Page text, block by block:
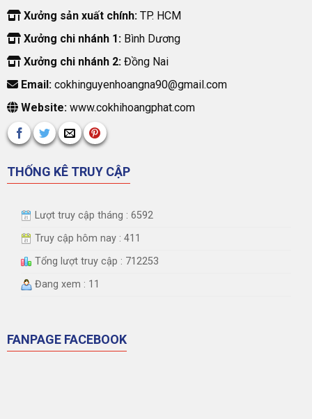
Xưởng sản xuất chính:TP. HCM
Xưởng chi nhánh 1:Bình Dương
Xưởng chi nhánh 2:Đồng Nai
Email:cokhinguyenhoangna90@gmail.com
Website:www.cokhihoangphat.com
THỐNG KÊ TRUY CẬP
Lượt truy cập tháng : 6592
Truy cập hôm nay : 411
Tổng lượt truy cập : 712253
Đang xem : 11
FANPAGE FACEBOOK